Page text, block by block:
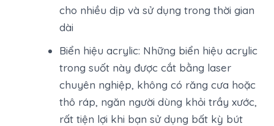
cho nhiều dịp và sử dụng trong thời gian
dài
Biển hiệu acrylic: Những biển hiệu acrylic
trong suốt này được cắt bằng laser
chuyên nghiệp, không có răng cưa hoặc
thô ráp, ngăn người dùng khỏi trầy xước,
rất tiện lợi khi bạn sử dụng bất kỳ bút